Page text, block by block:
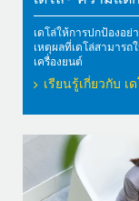
เดโล่ให้การปกป้องอย่
เหตุผลที่เดโล่สามาร
เครื่องยนต์
เรียนรู้เกี่ยวกับ เด